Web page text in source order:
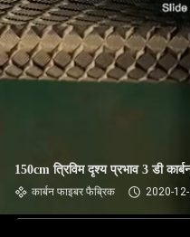
150cm त्रिविम दृश्य प्रभाव 3 डी
कार्बन फाइबर फैब्रिक 2020-